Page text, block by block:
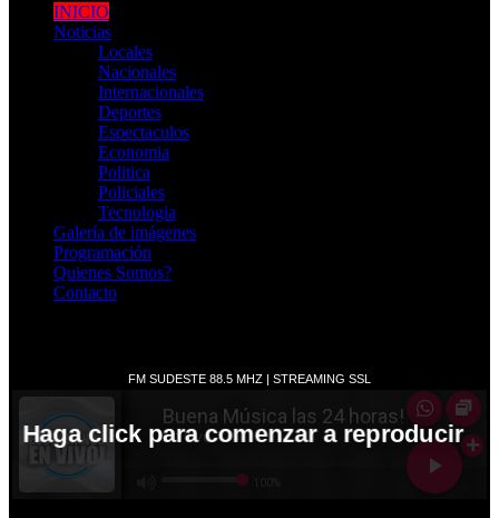
INICIO
Noticias
Locales
Nacionales
Internacionales
Deportes
Espectaculos
Economia
Politica
Policiales
Tecnologia
Galería de imágenes
Programación
Quienes Somos?
Contacto